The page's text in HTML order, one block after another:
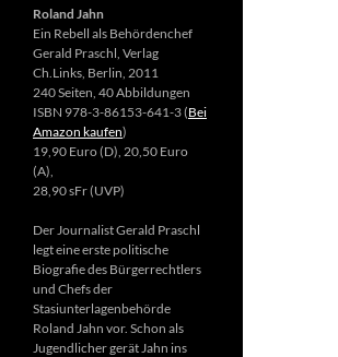
Roland Jahn
Ein Rebell als Behördenchef
Gerald Praschl, Verlag
Ch.Links, Berlin, 2011
240 Seiten, 40 Abbildungen
ISBN 978-3-86153-641-3 (Bei
Amazon kaufen)
19,90 Euro (D), 20,50 Euro
(A),
28,90 sFr (UVP)
Der Journalist Gerald Praschl
legt eine erste politische
Biografie des Bürgerrechtlers
und Chefs der
Stasiunterlagenbehörde
Roland Jahn vor. Schon als
Jugendlicher gerät Jahn ins